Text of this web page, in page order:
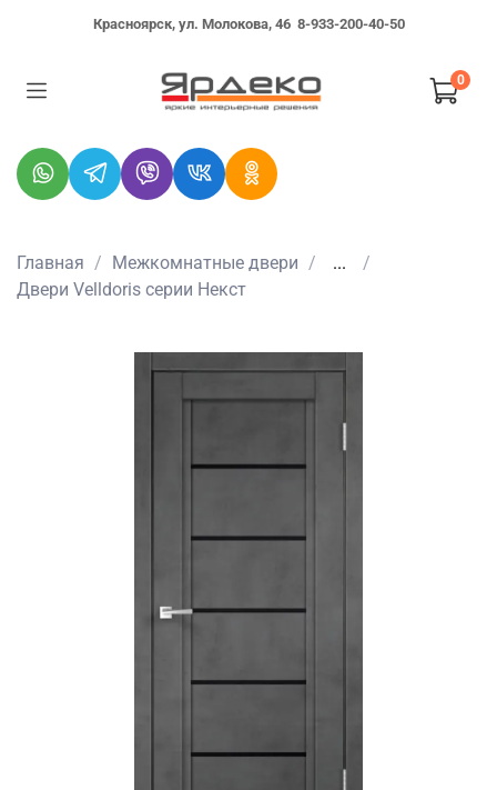
Красноярск, ул. Молокова, 46 8-933-200-40-50
0
Главная Межкомнатные двери
...
Двери Velldoris серии Некст